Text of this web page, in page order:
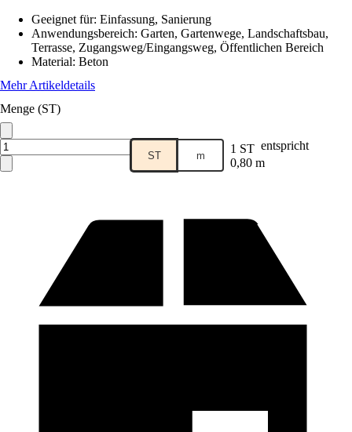
Geeignet für: Einfassung, Sanierung
Anwendungsbereich: Garten, Gartenwege, Landschaftsbau,
Terrasse, Zugangsweg/Eingangsweg, Öffentlichen Bereich
Material: Beton
Mehr Artikeldetails
Menge (ST)
ST m 1 ST entspricht
0,80 m